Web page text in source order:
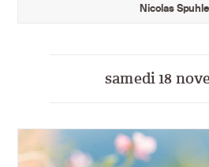
Nicolas
samedi 18